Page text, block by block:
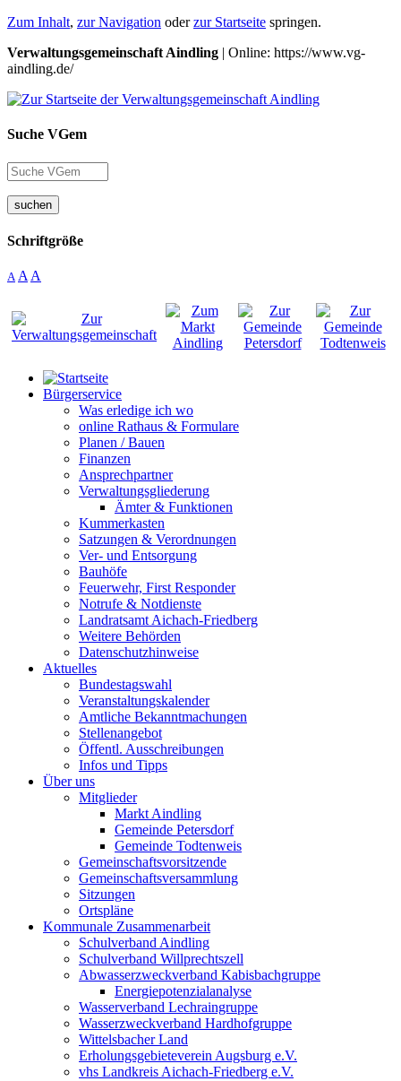
Zum Inhalt, zur Navigation oderzur Startseite springen.
Verwaltungsgemeinschaft Aindling | Online: https://www.vg-
aindling.de/
Suche VGem
suchen
Schriftgröße
A A A
Bürgerservice
Was erledige ich wo
online Rathaus & Formulare
Planen / Bauen
Finanzen
Ansprechpartner
Verwaltungsgliederung
Ämter & Funktionen
Kummerkasten
Satzungen & Verordnungen
Ver- und Entsorgung
Bauhöfe
Feuerwehr, First Responder
Notrufe & Notdienste
Landratsamt Aichach-Friedberg
Weitere Behörden
Datenschutzhinweise
Aktuelles
Bundestagswahl
Veranstaltungskalender
Amtliche Bekanntmachungen
Stellenangebot
Öffentl. Ausschreibungen
Infos und Tipps
Über uns
Mitglieder
Markt Aindling
Gemeinde Petersdorf
Gemeinde Todtenweis
Gemeinschaftsvorsitzende
Gemeinschaftsversammlung
Sitzungen
Ortspläne
Kommunale Zusammenarbeit
Schulverband Aindling
Schulverband Willprechtszell
Abwasserzweckverband Kabisbachgruppe
Energiepotenzialanalyse
Wasserverband Lechraingruppe
Wasserzweckverband Hardhofgruppe
Wittelsbacher Land
Erholungsgebieteverein Augsburg e.V.
vhs Landkreis Aichach-Friedberg e.V.